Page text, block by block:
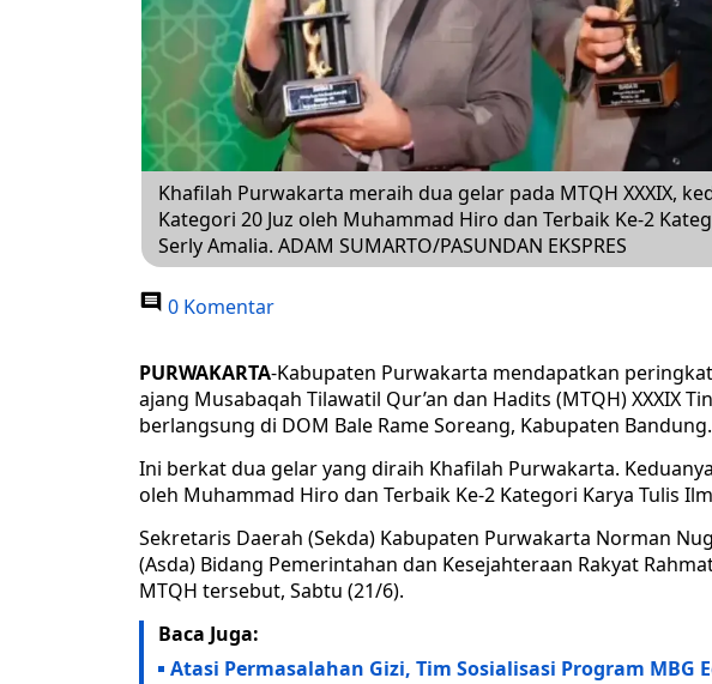
Khafilah Purwakarta meraih dua gelar pada MTQH XXXIX,
Kategori 20 Juz oleh Muhammad Hiro dan Terbaik Ke-2
Serly Amalia. ADAM SUMARTO/PASUNDAN EKSPRES
0 Komentar
PURWAKARTA-Kabupaten Purwakarta mendapatkan
ajang Musabaqah Tilawatil Qur’an dan Hadits (MTQH) XXXIX
berlangsung di DOM Bale Rame Soreang, Kabupaten Bandung.
Ini berkat dua gelar yang diraih Khafilah Purwakarta.
oleh Muhammad Hiro dan Terbaik Ke-2 Kategori Karya Tulis
Sekretaris Daerah (Sekda) Kabupaten Purwakarta Norman
(Asda) Bidang Pemerintahan dan Kesejahteraan Rakyat
MTQH tersebut, Sabtu (21/6).
Baca Juga:
Atasi Permasalahan Gizi, Tim Sosialisasi Program MBG